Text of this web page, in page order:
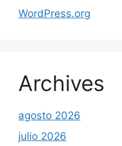
WordPress.org
Archives
agosto 2026
julio 2026